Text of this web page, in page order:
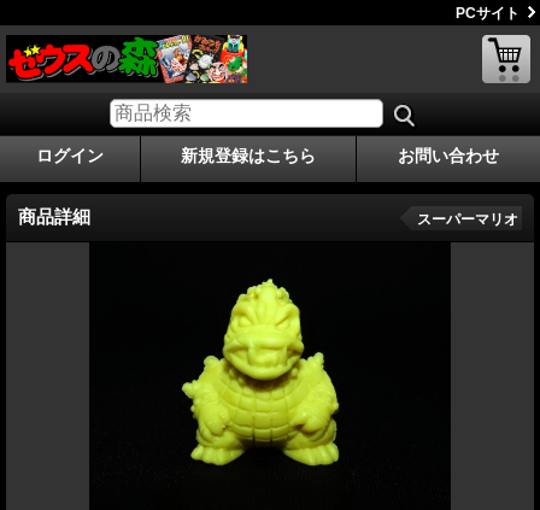
PCサイト
ログイン 新規登録はこちら お問い合わせ
商品詳細 スーパーマリオ